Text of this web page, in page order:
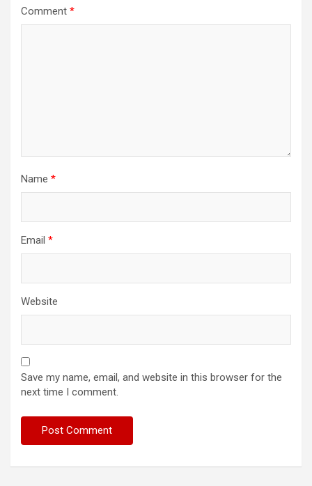
Comment *
Name *
Email *
Website
Save my name, email, and website in this browser for the
next time I comment.